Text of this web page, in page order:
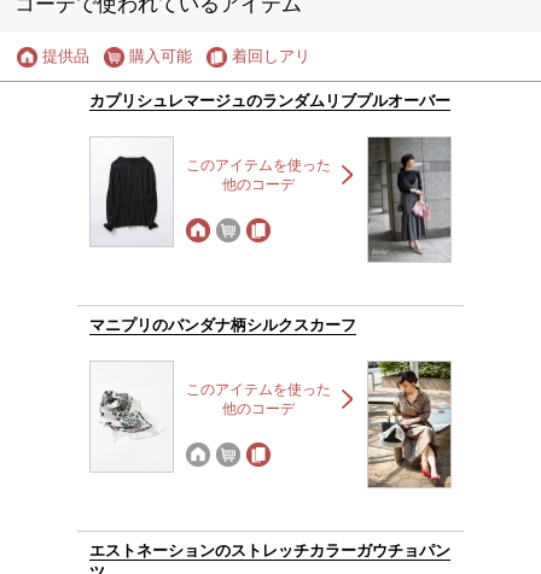
提供品 購入可能 着回しアリ
カプリシュレマージュのランダムリブプルオーバー
このアイテムを使った
他のコーデ
マニプリのバンダナ柄シルクスカーフ
このアイテムを使った
他のコーデ
エストネーションのストレッチカラーガウチョパン